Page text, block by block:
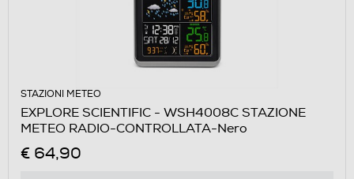
STAZIONI METEO
EXPLORE SCIENTIFIC - WSH4008C STAZIONE
METEO RADIO-CONTROLLATA-Nero
€ 64,90